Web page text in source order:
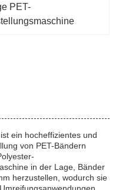
PET-
ein hocheffizientes und
von PET-Bändern
in der Lage, Bänder
herzustellen, wodurch sie